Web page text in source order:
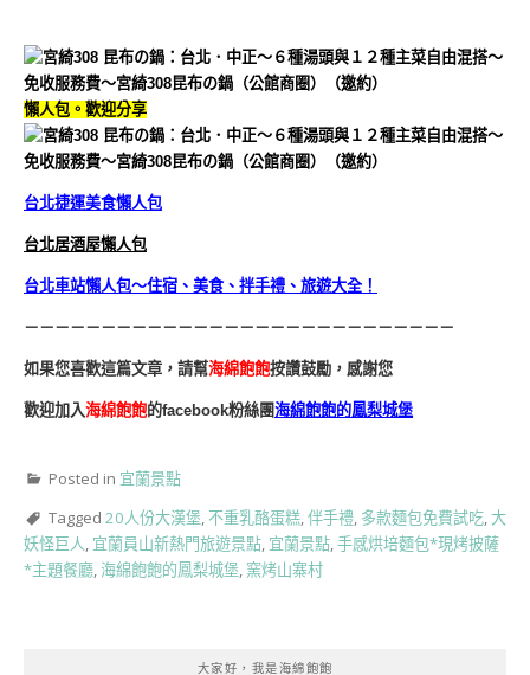
懶人包。歡迎分享
台北捷運美食懶人包
台北居酒屋懶人包
台北車站懶人包～住宿、美食、拌手禮、旅遊大全！
－－－－－－－－－－－－－－－－－－－－－－－－－－－－
如果您喜歡這篇文章，請幫海綿飽飽按讚鼓勵，感謝您
歡迎加入海綿飽飽的facebook粉絲團海綿飽飽的鳳梨城堡
Posted in 宜蘭景點
Tagged 20人份大漢堡 不重乳酪蛋糕 伴手禮 多款麵包免費試吃 大
妖怪巨人 宜蘭員山新熱門旅遊景點 宜蘭景點 手感烘培麵包*現烤披薩
*主題餐廳 海綿飽飽的鳳梨城堡 窯烤山寨村
大家好，我是海綿飽飽